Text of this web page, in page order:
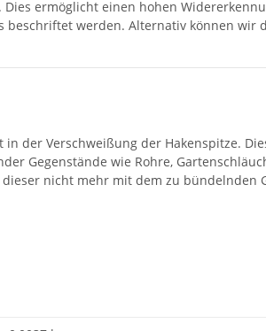
ermöglicht einen hohen
werden. Alternativ können wir
der Verschweißung der Hakenspitze.
Gegenstände wie Rohre,
nicht mehr mit dem zu bündelnden